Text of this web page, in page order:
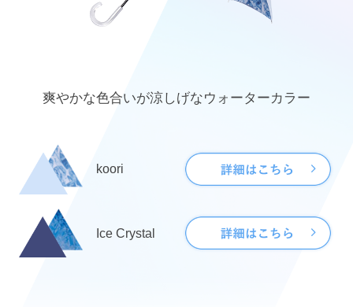
爽やかな色合いが涼しげなウォーターカラー
koori
Ice Crystal